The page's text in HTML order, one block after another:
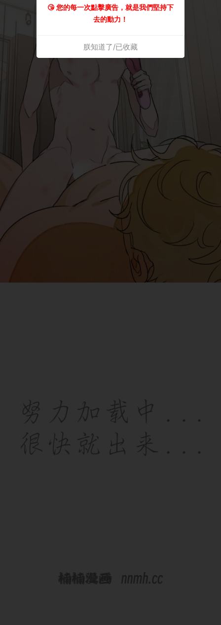
😘 您的每一次點擊廣告，就是我們堅持下
去的動力！
朕知道了/已收藏